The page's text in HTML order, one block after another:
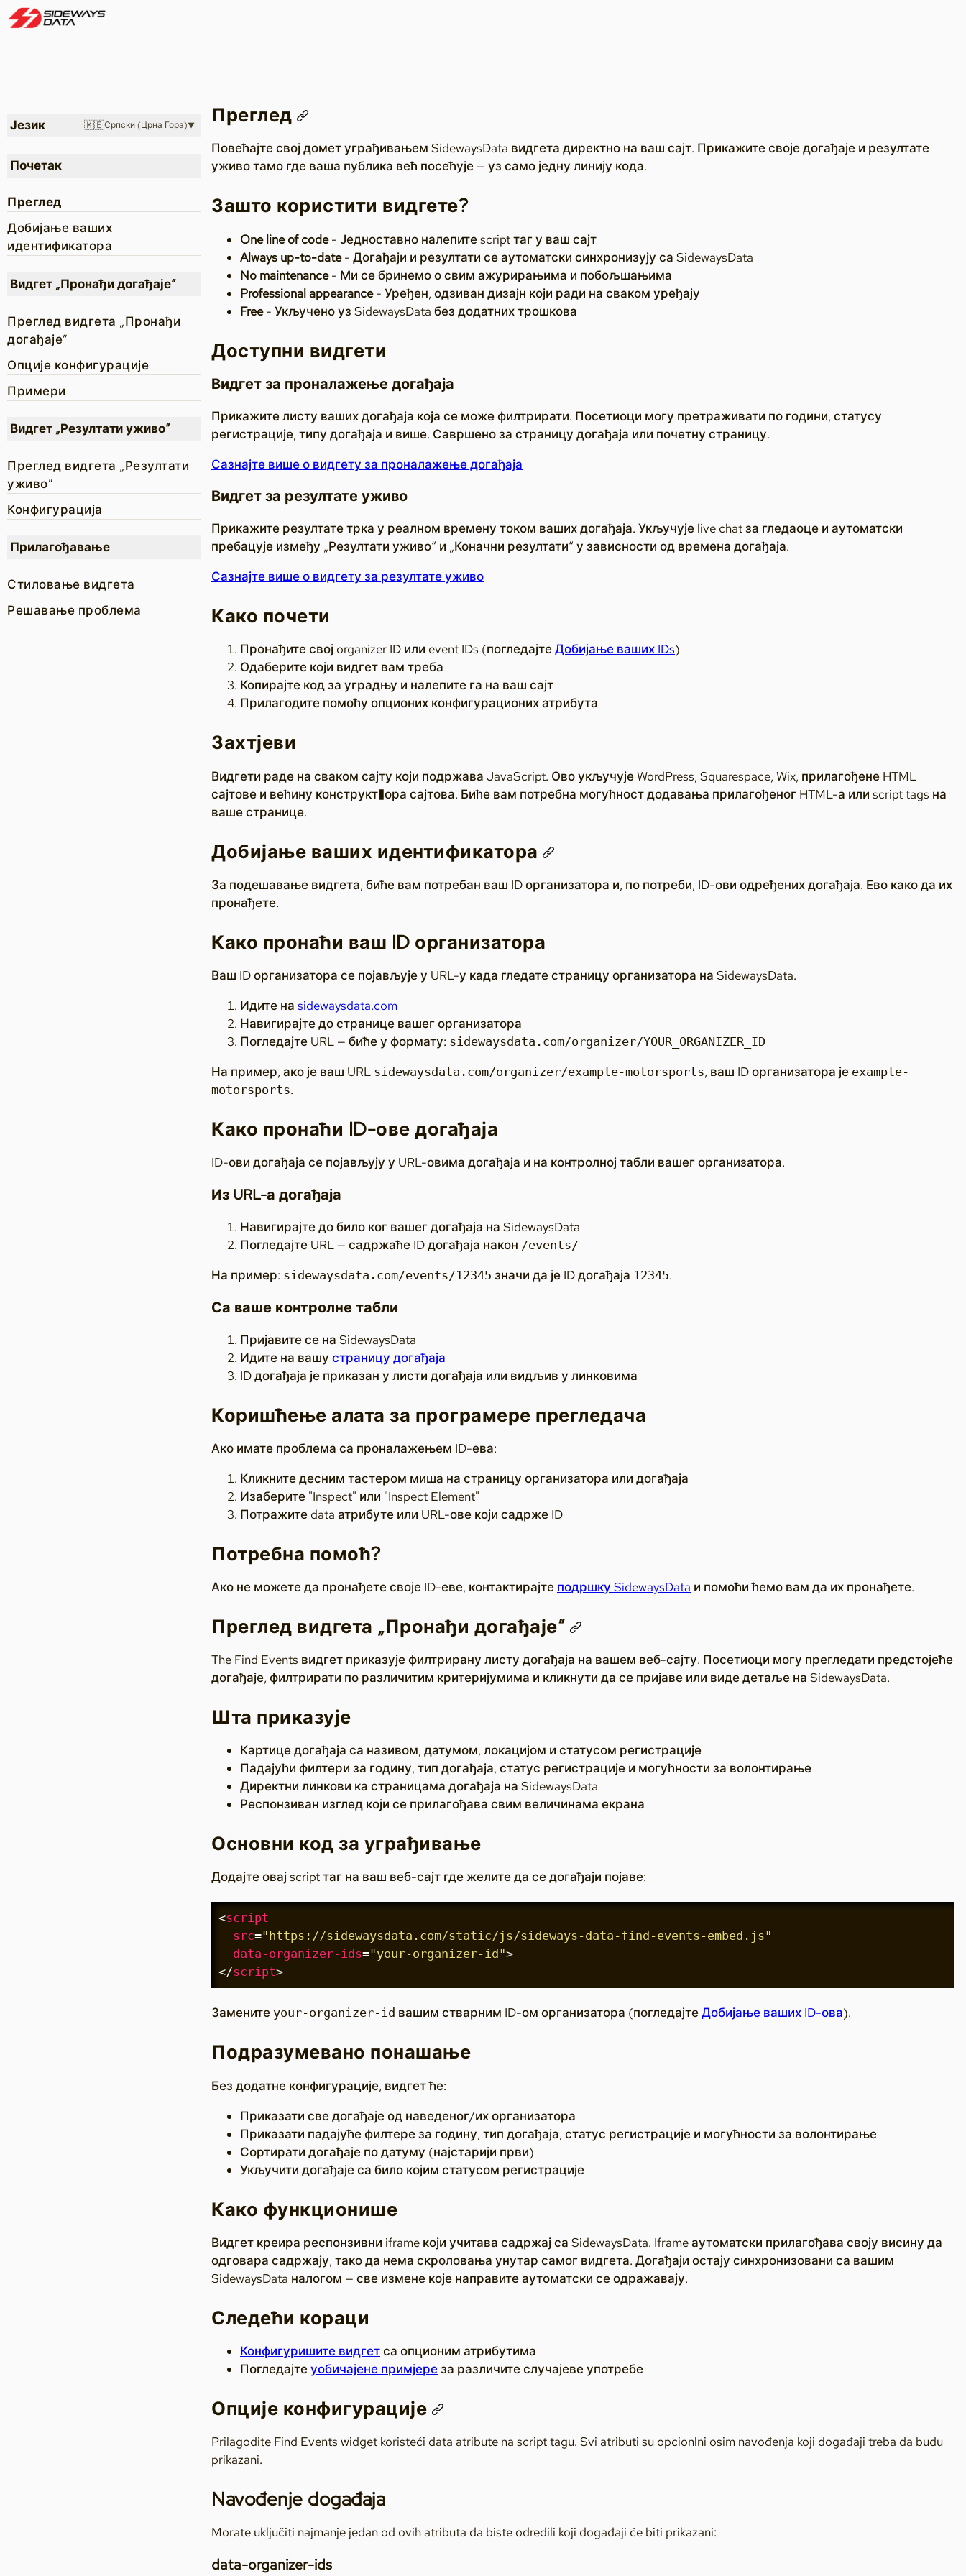
Језик 🇲🇪Српски (Црна Гора)
Почетак
Преглед
Добијање ваших
идентификатора
Видгет „Пронађи догађаје”
Преглед видгета „Пронађи
догађаје”
Опције конфигурације
Примери
Видгет „Резултати уживо”
Преглед видгета „Резултати
уживо”
Конфигурација
Прилагођавање
Стиловање видгета
Решавање проблема
Преглед
Повећајте свој домет уграђивањем SidewaysData видгета директно на ваш сајт. Прикажите своје догађаје и резултате
уживо тамо где ваша публика већ посећује — уз само једну линију кода.
Зашто користити видгете?
One line of code- Једноставно налепите script таг у ваш сајт
Always up-to-date- Догађаји и резултати се аутоматски синхронизују са SidewaysData
No maintenance- Ми се бринемо о свим ажурирањима и побољшањима
Professional appearance- Уређен, одзиван дизајн који ради на сваком уређају
Free- Укључено уз SidewaysData без додатних трошкова
Доступни видгети
Видгет за проналажење догађаја
Прикажите листу ваших догађаја која се може филтрирати. Посетиоци могу претраживати по години, статусу
регистрације, типу догађаја и више. Савршено за страницу догађаја или почетну страницу.
Сазнајте више о видгету за проналажење догађаја
Видгет за резултате уживо
Прикажите резултате трка у реалном времену током ваших догађаја. Укључује live chat за гледаоце и аутоматски
пребацује између „Резултати уживо“ и „Коначни резултати“ у зависности од времена догађаја.
Сазнајте више о видгету за резултате уживо
Како почети
Пронађите свој organizer ID или event IDs (погледајтеДобијање ваших IDs)
Одаберите који видгет вам треба
Копирајте код за уградњу и налепите га на ваш сајт
Прилагодите помоћу опционих конфигурационих атрибута
Захтјеви
Видгети раде на сваком сајту који подржава JavaScript. Ово укључује WordPress, Squarespace, Wix, прилагођене HTML
сајтове и већину конструкт�ора сајтова. Биће вам потребна могућност додавања прилагођеног HTML-а или script tags на
ваше странице.
Добијање ваших идентификатора
За подешавање видгета, биће вам потребан ваш ID организатора и, по потреби, ID-ови одређених догађаја. Ево како да их
пронађете.
Како пронаћи ваш ID организатора
Ваш ID организатора се појављује у URL-у када гледате страницу организатора на SidewaysData.
Идите на sidewaysdata.com
Навигирајте до странице вашег организатора
Погледајте URL — биће у формату: sidewaysdata.com/organizer/YOUR_ORGANIZER_ID
На пример, ако је ваш URL sidewaysdata.com/organizer/example-motorsports, ваш ID организатора је example-
motorsports.
Како пронаћи ID-ове догађаја
ID-ови догађаја се појављују у URL-овима догађаја и на контролној табли вашег организатора.
Из URL-а догађаја
Навигирајте до било ког вашег догађаја на SidewaysData
Погледајте URL — садржаће ID догађаја након /events/
На пример: sidewaysdata.com/events/12345 значи да је ID догађаја 12345.
Са ваше контролне табли
Пријавите се на SidewaysData
Идите на вашу страницу догађаја
ID догађаја је приказан у листи догађаја или видљив у линковима
Коришћење алата за програмере прегледача
Ако имате проблема са проналажењем ID-ева:
Кликните десним тастером миша на страницу организатора или догађаја
Изаберите "Inspect" или "Inspect Element"
Потражите data атрибуте или URL-ове који садрже ID
Потребна помоћ?
Ако не можете да пронађете своје ID-еве, контактирајте подршку SidewaysData и помоћи ћемо вам да их пронађете.
Преглед видгета „Пронађи догађаје”
The Find Events видгет приказује филтрирану листу догађаја на вашем веб-сајту. Посетиоци могу прегледати предстојеће
догађаје, филтрирати по различитим критеријумима и кликнути да се пријаве или виде детаље на SidewaysData.
Шта приказује
Картице догађаја са називом, датумом, локацијом и статусом регистрације
Падајући филтери за годину, тип догађаја, статус регистрације и могућности за волонтирање
Директни линкови ка страницама догађаја на SidewaysData
Респонзиван изглед који се прилагођава свим величинама екрана
Основни код за уграђивање
Додајте овај script таг на ваш веб-сајт где желите да се догађаји појаве:
<script
src="https://sidewaysdata.com/static/js/sideways-data-find-events-embed.js"
data-organizer-ids="your-organizer-id">
</script>
Замените your-organizer-id вашим стварним ID-ом организатора (погледајтеДобијање ваших ID-ова).
Подразумевано понашање
Без додатне конфигурације, видгет ће:
Приказати све догађаје од наведеног/их организатора
Приказати падајуће филтере за годину, тип догађаја, статус регистрације и могућности за волонтирање
Сортирати догађаје по датуму (најстарији први)
Укључити догађаје са било којим статусом регистрације
Како функционише
Видгет креира респонзивни iframe који учитава садржај са SidewaysData. Iframe аутоматски прилагођава своју висину да
одговара садржају, тако да нема скроловања унутар самог видгета. Догађаји остају синхронизовани са вашим
SidewaysData налогом — све измене које направите аутоматски се одражавају.
Следећи кораци
Конфигуришите видгетса опционим атрибутима
Погледајтеуобичајене примјереза различите случајеве употребе
Опције конфигурације
Prilagodite Find Events widget koristeći data atribute na script tagu. Svi atributi su opcionlni osim navođenja koji događaji treba da budu
prikazani.
Navođenje događaja
Morate uključiti najmanje jedan od ovih atributa da biste odredili koji događaji će biti prikazani:
data-organizer-ids